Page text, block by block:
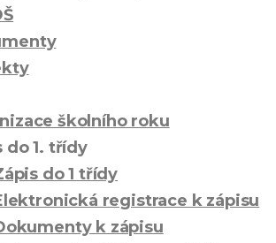
školního roku
do 1. třídy
do 1 třídy
registrace k zápisu
k zápisu